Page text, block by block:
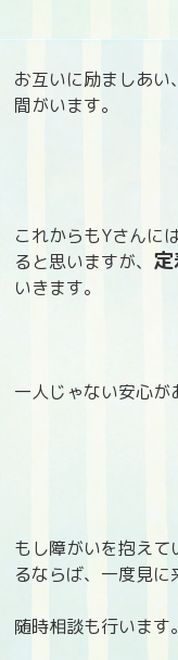
お互いに励ましあ
間がいます。
これからもYさんに
ると思いますが、
いきます。
一人じゃない安心が
もし障がいを抱え
るならば、一度見に
随時相談も行います。